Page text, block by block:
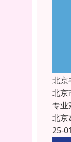
北京
北京
专业
北京
25-